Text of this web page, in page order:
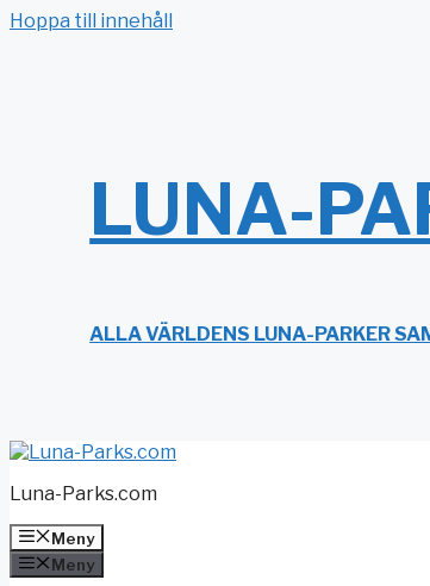
Hoppa till innehåll
LUNA-
ALLA VÄRLDENS LUNA-PARKER
Luna-Parks.com
Meny
Meny